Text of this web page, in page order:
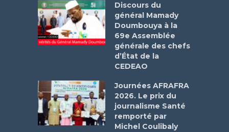
Discours du
général Mamady
Doumbouya à la
69e Assemblée
générale des chefs
d’État de la
CEDEAO
Journées AFRAFRA
2026. Le prix du
journalisme Santé
remporté par
Michel Coulibaly